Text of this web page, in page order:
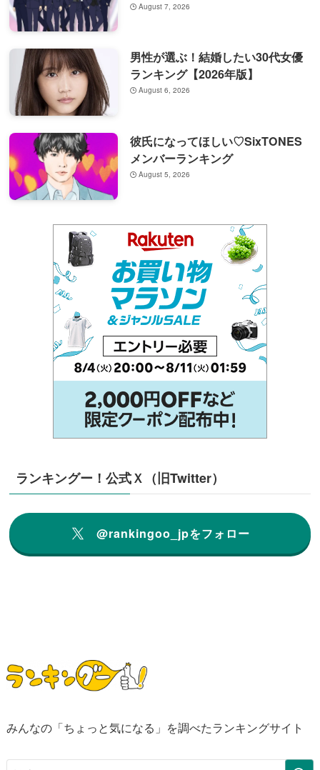
August 7, 2026
男性が選ぶ！結婚したい30代女優
ランキング【2026年版】
August 6, 2026
彼氏になってほしい♡SixTONES
メンバーランキング
August 5, 2026
ランキングー！公式Ｘ（旧Twitter）
@rankingoo_jpをフォロー
みんなの「ちょっと気になる」を調べたランキングサイト